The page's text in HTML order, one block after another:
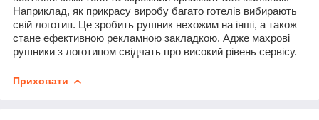
Наприклад, як прикрасу виробу багато готелів вибирають
свій логотип. Це зробить рушник нехожим на інші, а також
стане ефективною рекламною закладкою. Адже махрові
рушники з логотипом свідчать про високий рівень сервісу.
Приховати